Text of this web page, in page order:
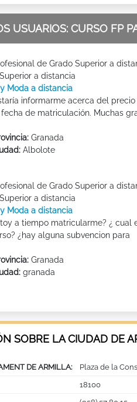
USUARIOS: CURSO FP
de Grado Superior a
a distancia
Moda a distancia
informarme acerca del
de matriculación. Muchas
Granada
Albolote
de Grado Superior a
a distancia
Moda a distancia
a tiempo matricularme? ¿ cual
¿hay alguna subvencion para
Granada
granada
SOBRE LA CIUDAD DE
DE ARMILLA:
Plaza de la
18100